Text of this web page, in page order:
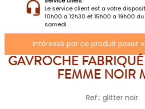
Le service client est a votre
10h00 a 12h30 et 15h00 a 19h00
samedi
intéressé par ce produit posez
GAVROCHE
FEMME NOIR
Ref.: glitter noir